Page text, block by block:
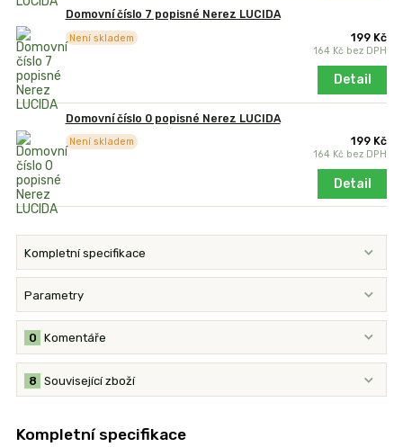
Domovní číslo 7 popisné Nerez LUCIDA
199 Kč
164 Kč bez DPH
Není skladem
Detail
Domovní číslo 0 popisné Nerez LUCIDA
199 Kč
164 Kč bez DPH
Není skladem
Detail
Kompletní specifikace
Parametry
Komentáře
0
Související zboží
8
Kompletní specifikace